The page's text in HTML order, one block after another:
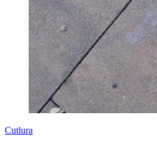
Cutlura